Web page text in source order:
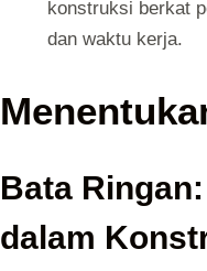
konstruksi berkat
dan waktu kerja.
Bata
dalam